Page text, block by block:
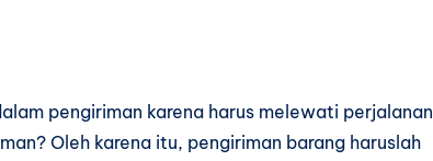
pengiriman karena harus melewati perjalanan
Oleh karena itu, pengiriman barang haruslah